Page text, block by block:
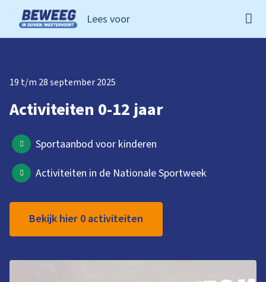
Ga naar de homepage van Beweeg in Duiven
Lees voor
19 t/m 28 september 2025
Activiteiten 0-12 jaar
Sportaanbod voor kinderen
Activiteiten in de Nationale Sportweek
Bekijk hier 0 activiteiten